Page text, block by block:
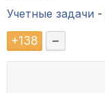
Учетные задачи -
+138 –